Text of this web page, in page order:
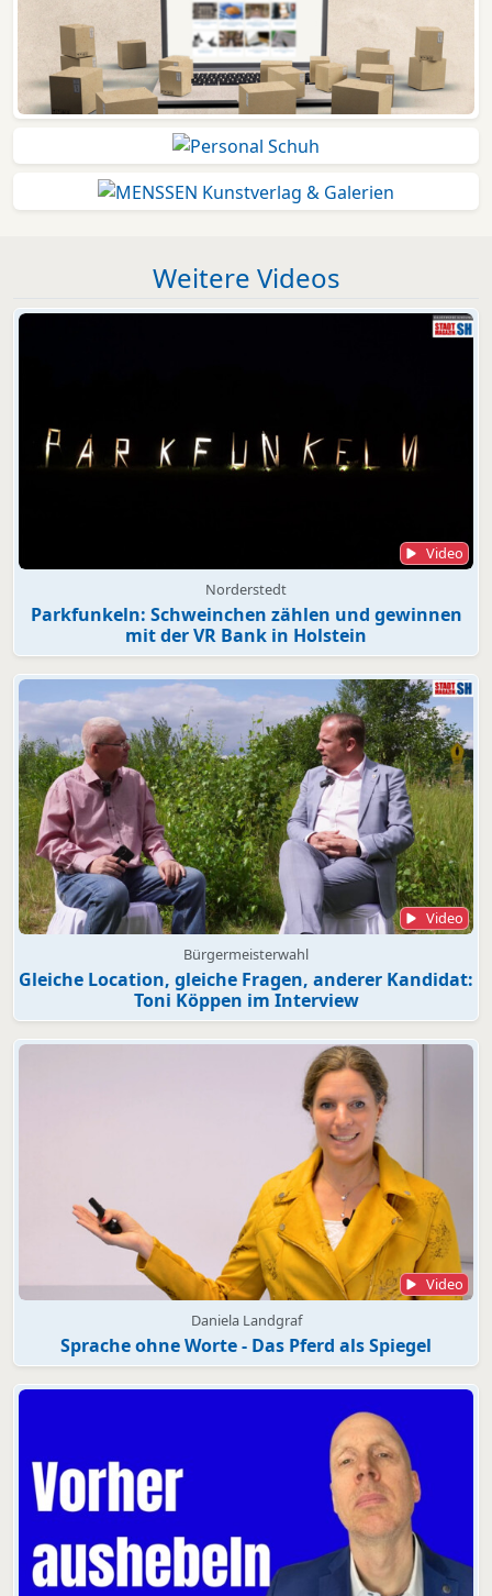
Weitere Videos
Video
Norderstedt
Parkfunkeln: Schweinchen zählen und gewinnen
mit der VR Bank in Holstein
Video
Bürgermeisterwahl
Gleiche Location, gleiche Fragen, anderer Kandidat:
Toni Köppen im Interview
Video
Daniela Landgraf
Sprache ohne Worte - Das Pferd als Spiegel